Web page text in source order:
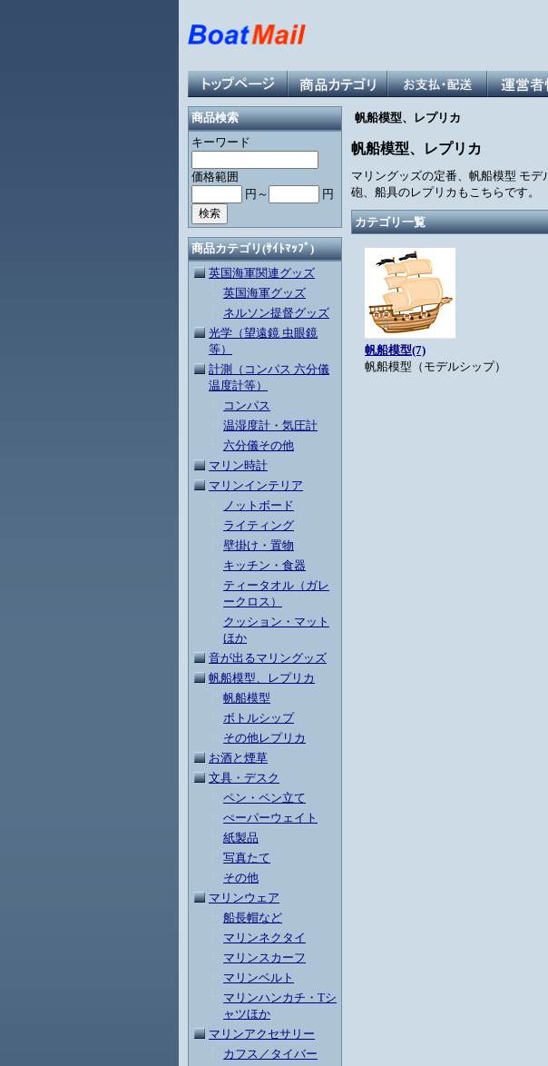
商品検索
キーワード
価格範囲
円～
円
商品カテゴリ(ｻｲﾄﾏｯﾌﾟ)
英国海軍関連グッズ
英国海軍グッズ
ネルソン提督グッズ
光学（望遠鏡 虫眼鏡
等）
計測（コンパス 六分儀
温度計等）
コンパス
温湿度計・気圧計
六分儀その他
マリン時計
マリンインテリア
ノットボード
ライティング
壁掛け・置物
キッチン・食器
ティータオル（ガレ
ークロス）
クッション・マット
ほか
音が出るマリングッズ
帆船模型、レプリカ
帆船模型
ボトルシップ
その他レプリカ
お酒と煙草
文具・デスク
ペン・ペン立て
ぺーパーウェイト
紙製品
写真たて
その他
マリンウェア
船長帽など
マリンネクタイ
マリンスカーフ
マリンベルト
マリンハンカチ・Tシ
ャツほか
マリンアクセサリー
カフス／タイバー
帆船模型、レプリカ
帆船模型、レプリカ
マリングッズの定番、帆船模型 モ
砲、船具のレプリカもこちらです。
カテゴリ一覧
帆船模型(7)
帆船模型（モデルシップ）